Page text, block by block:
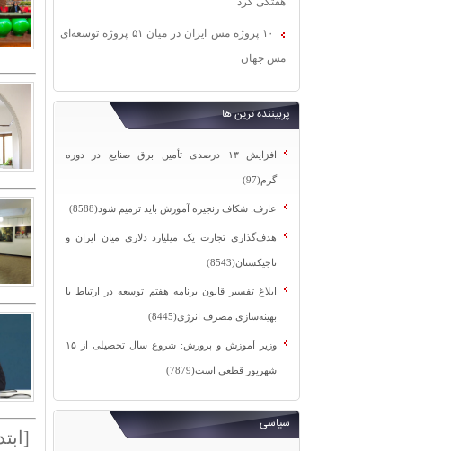
۱۰ پروژه مس ایران در میان ۵۱ پروژه توسعه‌ای
مس جهان
پربیننده ترین ها
افزایش ۱۳ درصدی تأمین برق صنایع در دوره
گرم(97)
عارف: شکاف زنجیره آموزش باید ترمیم شود(8588)
هدف‌گذاری تجارت یک میلیارد دلاری میان ایران و
تاجیکستان(8543)
ابلاغ تفسیر قانون برنامه هفتم توسعه در ارتباط با
بهینه‌سازی مصرف انرژی(8445)
وزیر آموزش و پرورش: شروع سال تحصیلی از ۱۵
شهریور قطعی است(7879)
سیاسی